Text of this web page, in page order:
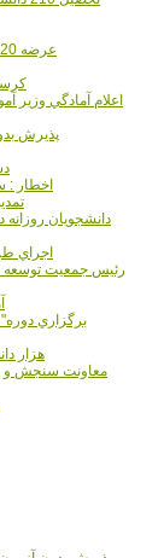
عرضه 20 عنوان کتاب با موضوع سبک زندگي به دانشگاه‌ها
18
اعلام آمادگي
پذيرش
اخطار :
دانشجويان
اجراي طرح
رئيس جمعيت توسعه
برگزاري
40 هزار
معاونت سنجش و